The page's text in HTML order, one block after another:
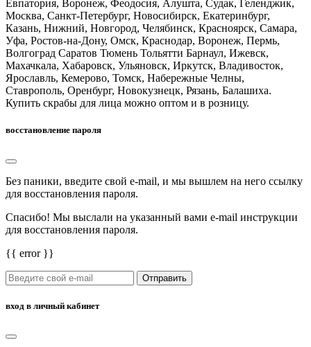
Евпатория, Воронеж, Феодосия, Алушта, Судак, Геленджик,
Москва, Санкт-Петербург, Новосибирск, Екатеринбург,
Казань, Нижний, Новгород, Челябинск, Красноярск, Самара,
Уфа, Ростов-на-Дону, Омск, Краснодар, Воронеж, Пермь,
Волгоград Саратов Тюмень Тольятти Барнаул, Ижевск,
Махачкала, Хабаровск, Ульяновск, Иркутск, Владивосток,
Ярославль, Кемерово, Томск, Набережные Челны,
Ставрополь, Оренбург, Новокузнецк, Рязань, Балашиха.
Купить скрабы для лица можно оптом и в розницу.
восстановление пароля
Без паники, введите свой e-mail, и мы вышлем на него ссылку
для восстановления пароля.
Спасибо! Мы выслали на указанный вами e-mail инструкции
для восстановления пароля.
{{ error }}
Отправить
вход в личный кабинет